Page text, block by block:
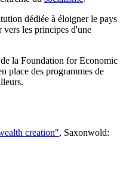
dédiée à éloigner le pays
vers les principes d'une
la Foundation for Economic
place des programmes de
creation", Saxonwold: